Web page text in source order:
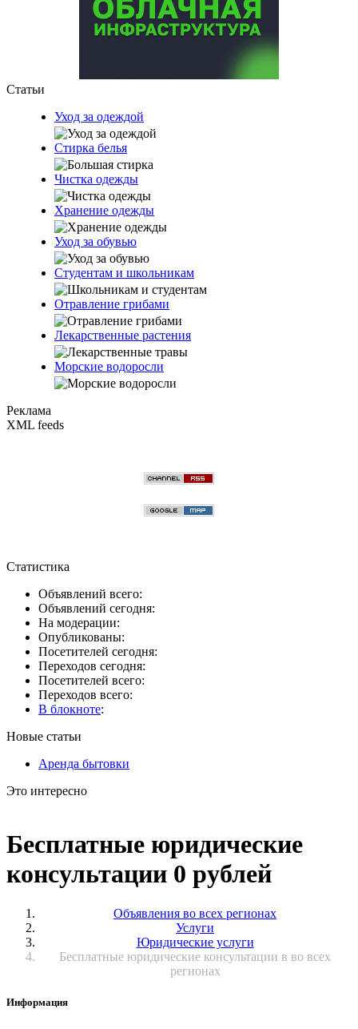
Статьи
Уход за одеждой
Стирка белья
Чистка одежды
Хранение одежды
Уход за обувью
Студентам и школьникам
Отравление грибами
Лекарственные растения
Морские водоросли
Реклама
XML feeds
Статистика
Объявлений всего:
Объявлений сегодня:
На модерации:
Опубликованы:
Посетителей сегодня:
Переходов сегодня:
Посетителей всего:
Переходов всего:
В блокноте:
Новые статьи
Аренда бытовки
Это интересно
Бесплатные юридические
консультации 0 рублей
Объявления во всех регионах
Услуги
Юридические услуги
Бесплатные юридические консультации в во всех
регионах
Информация